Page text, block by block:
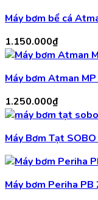
Máy bơm bể cá
1.150.000₫
Máy bơm Atman
1.250.000₫
Máy Bơm Tạt
Máy bơm Periha